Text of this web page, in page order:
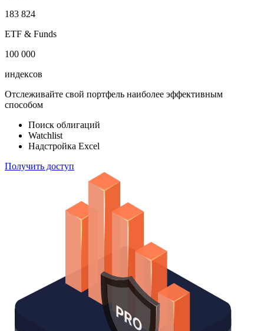
183 824
ETF & Funds
100 000
индексов
Отслеживайте свой портфель наиболее эффективным
способом
Поиск облигаций
Watchlist
Надстройка Excel
Получить доступ